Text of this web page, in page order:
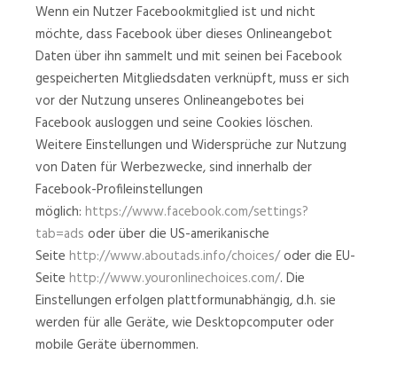
Wenn ein Nutzer Facebookmitglied ist und nicht
möchte, dass Facebook über dieses Onlineangebot
Daten über ihn sammelt und mit seinen bei Facebook
gespeicherten Mitgliedsdaten verknüpft, muss er sich
vor der Nutzung unseres Onlineangebotes bei
Facebook ausloggen und seine Cookies löschen.
Weitere Einstellungen und Widersprüche zur Nutzung
von Daten für Werbezwecke, sind innerhalb der
Facebook-Profileinstellungen
möglich: https://www.facebook.com/settings?
tab=ads oder über die US-amerikanische
Seite http://www.aboutads.info/choices/oder die EU-
Seite http://www.youronlinechoices.com/. Die
Einstellungen erfolgen plattformunabhängig, d.h. sie
werden für alle Geräte, wie Desktopcomputer oder
mobile Geräte übernommen.